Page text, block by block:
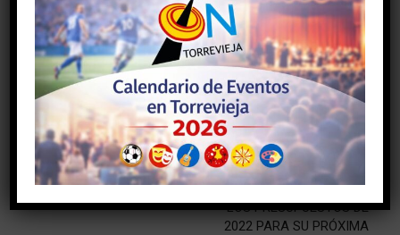
Facebook Twitter Pinterest
Artículo anterior
El buen trabajo de la policía
local sigue dando
resultados
Artículo siguiente
EL INSTITUTO MUNICIPAL
DE CULTURA “JOAQUÍN
CHAPAPRIETA” Y EL
PATRONATO DE
HABANERAS PRESENTAN
LOS PRESUPUESTOS DE
2022 PARA SU PRÓXIMA